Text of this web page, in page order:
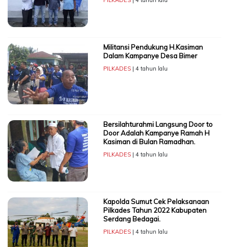
Militansi Pendukung H.Kasiman
Dalam Kampanye Desa Bimer
PILKADES| 4 tahun lalu
Bersilahturahmi Langsung Door to
Door Adalah Kampanye Ramah H
Kasiman di Bulan Ramadhan.
PILKADES| 4 tahun lalu
Kapolda Sumut Cek Pelaksanaan
Pilkades Tahun 2022 Kabupaten
Serdang Bedagai.
PILKADES| 4 tahun lalu